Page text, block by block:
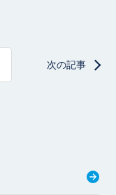
次の記事